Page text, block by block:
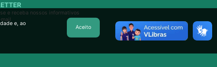
e receba nossos informativos
e, ao
Aceito